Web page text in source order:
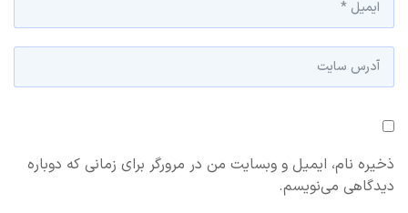
ذخیره نام، ایمیل و وبسایت من در مرورگر برای زمانی که دوباره
دیدگاهی می‌نویسم.